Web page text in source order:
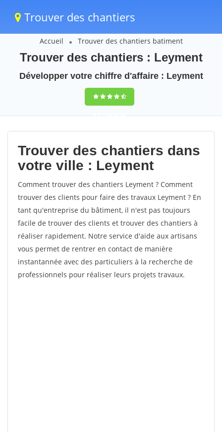
Trouver des chantiers
Accueil Trouver des chantiers batiment
Trouver des chantiers : Leyment
Développer votre chiffre d'affaire : Leyment
9,5(100%)40
votes
Trouver des chantiers dans
votre ville : Leyment
Comment trouver des chantiers Leyment ? Comment
trouver des clients pour faire des travaux Leyment ? En
tant qu'entreprise du bâtiment, il n'est pas toujours
facile de trouver des clients et trouver des chantiers à
réaliser rapidement. Notre service d'aide aux artisans
vous permet de rentrer en contact de manière
instantannée avec des particuliers à la recherche de
professionnels pour réaliser leurs projets travaux.